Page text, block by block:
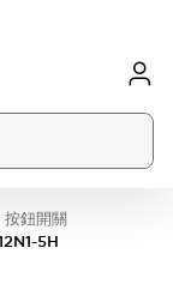
鈕開關
5H